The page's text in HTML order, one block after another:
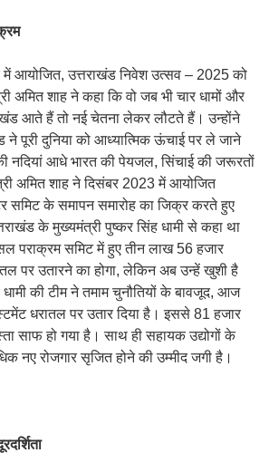
में आयोजित, उत्तराखंड निवेश उत्सव – 2025 को
अमित शाह ने कहा कि वो जब भी चार धामों और
आते हैं तो नई चेतना लेकर लौटते हैं। उन्होंने
ने पूरी दुनिया को आध्यात्मिक ऊंचाई पर ले जाने
नदियां आधे भारत की पेयजल, सिंचाई की जरूरतों
अमित शाह ने दिसंबर 2023 में आयोजित
समिट के समापन समारोह का जिक्र करते हुए
के मुख्यमंत्री पुष्कर सिंह धामी से कहा था
पराक्रम समिट में हुए तीन लाख 56 हजार
पर उतारने का होगा, लेकिन अब उन्हें खुशी है
की टीम ने तमाम चुनौतियों के बावजूद, आज
धरातल पर उतार दिया है। इससे 81 हजार
साफ हो गया है। साथ ही सहायक उद्योगों के
नए रोजगार सृजित होने की उम्मीद जगी है।